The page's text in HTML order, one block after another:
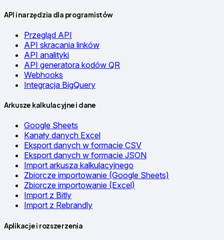
API i narzędzia dla programistów
Przegląd API
API skracania linków
API analityki
API generatora kodów QR
Webhooks
Integracja BigQuery
Arkusze kalkulacyjne i dane
Google Sheets
Kanały danych Excel
Eksport danych w formacie CSV
Eksport danych w formacie JSON
Import arkusza kalkulacyjnego
Zbiorcze importowanie (Google Sheets)
Zbiorcze importowanie (Excel)
Import z Bitly
Import z Rebrandly
Aplikacje i rozszerzenia